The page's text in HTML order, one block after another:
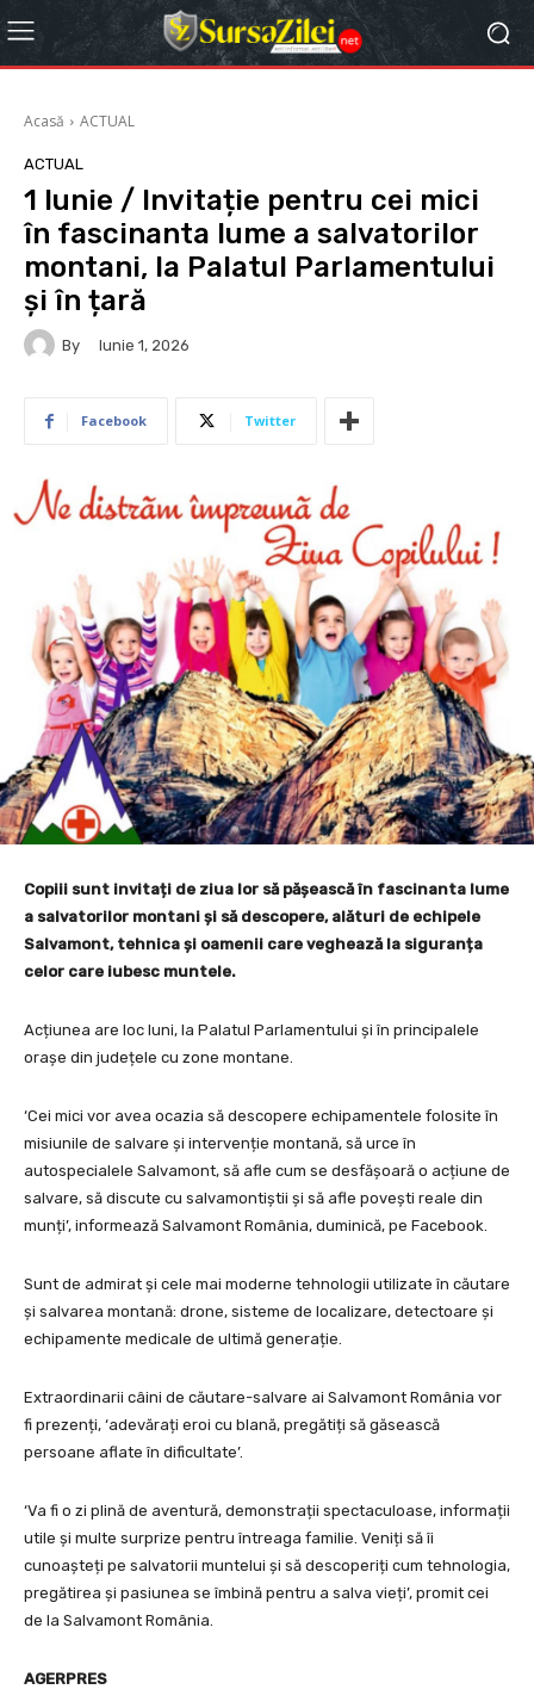
Acasă ACTUAL
ACTUAL
1 Iunie / Invitație pentru cei mici
în fascinanta lume a salvatorilor
montani, la Palatul Parlamentului
și în țară
By Iunie 1, 2026
Facebook Twitter
Copiii sunt invitați de ziua lor să pășească în fascinanta lume
a salvatorilor montani și să descopere, alături de echipele
Salvamont, tehnica și oamenii care veghează la siguranța
celor care iubesc muntele.
Acțiunea are loc luni, la Palatul Parlamentului și în principalele
orașe din județele cu zone montane.
‘Cei mici vor avea ocazia să descopere echipamentele folosite în
misiunile de salvare și intervenție montană, să urce în
autospecialele Salvamont, să afle cum se desfășoară o acțiune de
salvare, să discute cu salvamontiștii și să afle povești reale din
munți’, informează Salvamont România, duminică, pe Facebook.
Sunt de admirat și cele mai moderne tehnologii utilizate în căutare
și salvarea montană: drone, sisteme de localizare, detectoare și
echipamente medicale de ultimă generație.
Extraordinarii câini de căutare-salvare ai Salvamont România vor
fi prezenți, ‘adevărați eroi cu blană, pregătiți să găsească
persoane aflate în dificultate’.
‘Va fi o zi plină de aventură, demonstrații spectaculoase, informații
utile și multe surprize pentru întreaga familie. Veniți să îi
cunoașteți pe salvatorii muntelui și să descoperiți cum tehnologia,
pregătirea și pasiunea se îmbină pentru a salva vieți’, promit cei
de la Salvamont România.
AGERPRES